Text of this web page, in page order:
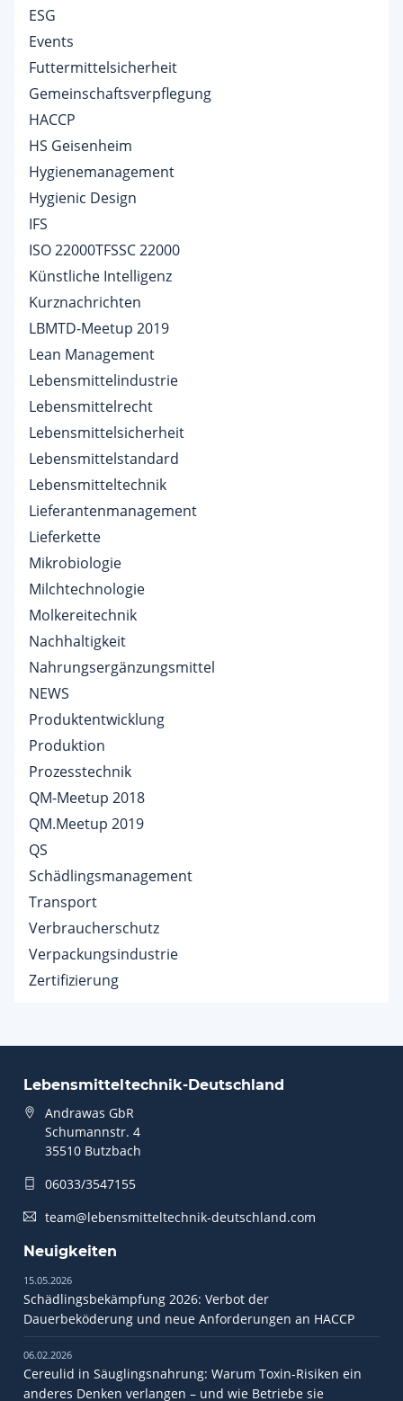
ESG
Events
Futtermittelsicherheit
Gemeinschaftsverpflegung
HACCP
HS Geisenheim
Hygienemanagement
Hygienic Design
IFS
ISO 22000TFSSC 22000
Künstliche Intelligenz
Kurznachrichten
LBMTD-Meetup 2019
Lean Management
Lebensmittelindustrie
Lebensmittelrecht
Lebensmittelsicherheit
Lebensmittelstandard
Lebensmitteltechnik
Lieferantenmanagement
Lieferkette
Mikrobiologie
Milchtechnologie
Molkereitechnik
Nachhaltigkeit
Nahrungsergänzungsmittel
NEWS
Produktentwicklung
Produktion
Prozesstechnik
QM-Meetup 2018
QM.Meetup 2019
QS
Schädlingsmanagement
Transport
Verbraucherschutz
Verpackungsindustrie
Zertifizierung
Lebensmitteltechnik-Deutschland
Andrawas GbR
Schumannstr. 4
35510 Butzbach
06033/3547155
team@lebensmitteltechnik-deutschland.com
Neuigkeiten
15.05.2026
Schädlingsbekämpfung 2026: Verbot der
Dauerbeköderung und neue Anforderungen an HACCP
06.02.2026
Cereulid in Säuglingsnahrung: Warum Toxin-Risiken ein
anderes Denken verlangen – und wie Betriebe sie